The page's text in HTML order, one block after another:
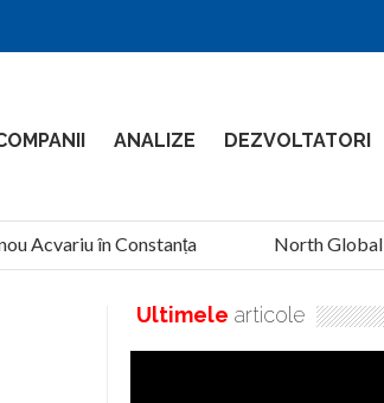
ANALIZE DEZVOLTATORI
Acvariu în Constanța North Global
Ultimele articole